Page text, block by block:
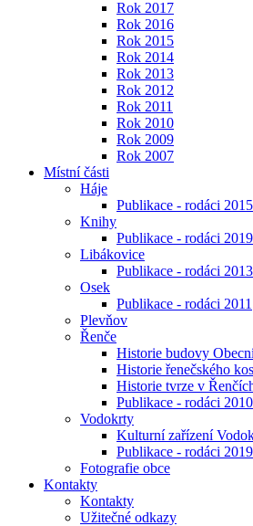
Rok 2017
Rok 2016
Rok 2015
Rok 2014
Rok 2013
Rok 2012
Rok 2011
Rok 2010
Rok 2009
Rok 2007
Místní části
Háje
Publikace - rodáci 2015
Knihy
Publikace - rodáci 2019
Libákovice
Publikace - rodáci 2013
Osek
Publikace - rodáci 2011
Plevňov
Řenče
Historie budovy
Historie řenečského
Historie tvrze v
Publikace - rodáci 2010
Vodokrty
Kulturní zařízení
Publikace - rodáci 2019
Fotografie obce
Kontakty
Kontakty
Užitečné odkazy